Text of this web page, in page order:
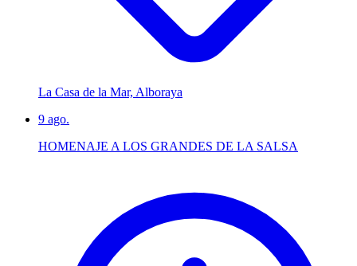
La Casa de la Mar, Alboraya
9 ago.
HOMENAJE A LOS GRANDES DE LA SALSA